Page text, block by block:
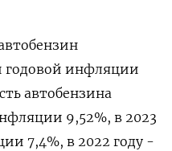
годовой инфляции
автобензина
9,52%, в 2023
7,4%, в 2022 году -